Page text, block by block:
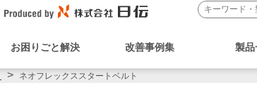
お困りごと解決 改善事例集 製品
ネオフレックススタートベルト